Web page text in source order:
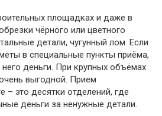
площадках и даже в
чёрного или цветного
детали, чугунный лом. Если
в специальные пункты приёма,
деньги. При крупных объёмах
выгодной. Прием
– это десятки отделений, где
деньги за ненужные детали.